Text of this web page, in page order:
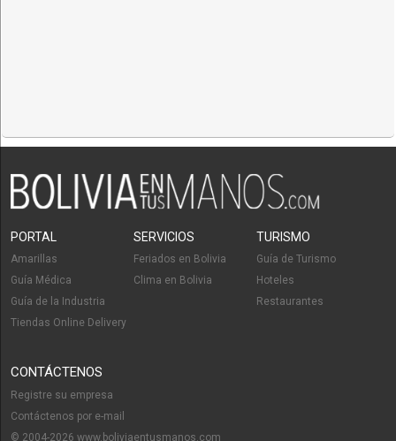
PORTAL
Amarillas
Guía Médica
Guía de la Industria
Tiendas Online Delivery
SERVICIOS
Feriados en Bolivia
Clima en Bolivia
TURISMO
Guía de Turismo
Hoteles
Restaurantes
CONTÁCTENOS
Registre su empresa
Contáctenos por e-mail
© 2004-2026 www.boliviaentusmanos.com